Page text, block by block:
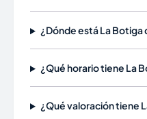
¿Dónde está La Botiga
¿Qué horario tiene La
¿Qué valoración tiene